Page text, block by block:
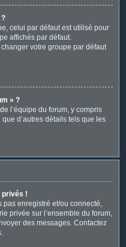
?
celui par défaut est utilisé pour
affichés par défaut.
votre groupe par défaut
» ?
l’équipe du forum, y compris
d’autres détails tels que les
privés !
pas enregistré et/ou connecté,
privée sur l’ensemble du forum,
des messages. Contactez